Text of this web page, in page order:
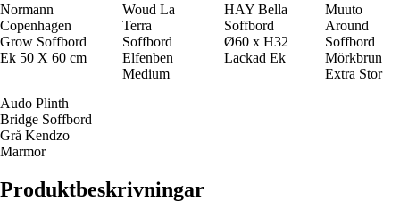
Normann
Copenhagen
Grow Soffbord
Ek 50 X 60 cm
Woud La
Terra
Soffbord
Elfenben
Medium
HAY Bella
Soffbord
Ø60 x H32
Lackad Ek
Muuto
Around
Soffbord
Mörkbrun
Extra Stor
Audo Plinth
Bridge Soffbord
Grå Kendzo
Marmor
Produktbeskrivningar